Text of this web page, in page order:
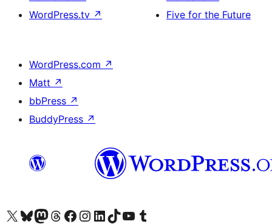
WordPress.tv ↗
Five for the Future
WordPress.com ↗
Matt ↗
bbPress ↗
BuddyPress ↗
Mergi la contul nostru X (fost Twitter)
Vizitează contul nostru Bluesky
Vizitează contul nostru Mastodon
Vizitează contul nostru Threads
Vizitează pagina noastră Facebook
Vizitează-ne pe Instagram
Vizitează-ne pe LinkedIn
Vizitează contul nostru TikTok
Vizitează canalul nostru YouTube
Vizitează contul nostru Tumblr